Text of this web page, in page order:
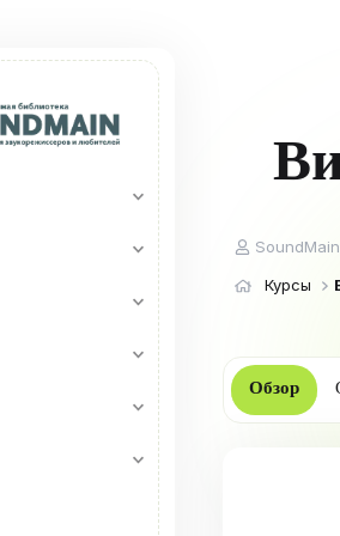
А
SoundMain
Курсы
Обзор